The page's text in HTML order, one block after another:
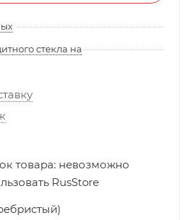
стекла на
товара: невозможно
RusStore